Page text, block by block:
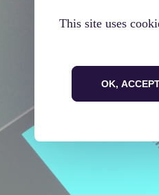
This site uses
OK,